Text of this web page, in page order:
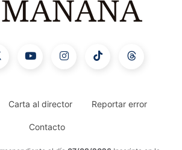
Carta al director Reportar error
Contacto